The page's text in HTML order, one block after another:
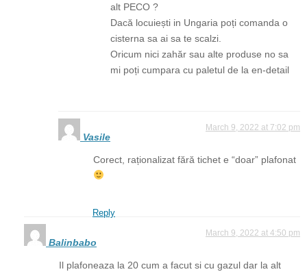
alt PECO ?
Dacă locuiești in Ungaria poți comanda o
cisterna sa ai sa te scalzi.
Oricum nici zahăr sau alte produse no sa
mi poți cumpara cu paletul de la en-detail
Vasile
March 9, 2022 at 7:02 pm
Corect, raționalizat fără tichet e “doar” plafonat
Reply
Balinbabo
March 9, 2022 at 4:50 pm
Il plafoneaza la 20 cum a facut si cu gazul dar la alt